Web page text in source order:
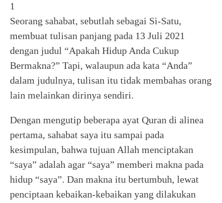
1
Seorang sahabat, sebutlah sebagai Si-Satu,
membuat tulisan panjang pada 13 Juli 2021
dengan judul “Apakah Hidup Anda Cukup
Bermakna?” Tapi, walaupun ada kata “Anda”
dalam judulnya, tulisan itu tidak membahas orang
lain melainkan dirinya sendiri.
Dengan mengutip beberapa ayat Quran di alinea
pertama, sahabat saya itu sampai pada
kesimpulan, bahwa tujuan Allah menciptakan
“saya” adalah agar “saya” memberi makna pada
hidup “saya”. Dan makna itu bertumbuh, lewat
penciptaan kebaikan-kebaikan yang dilakukan